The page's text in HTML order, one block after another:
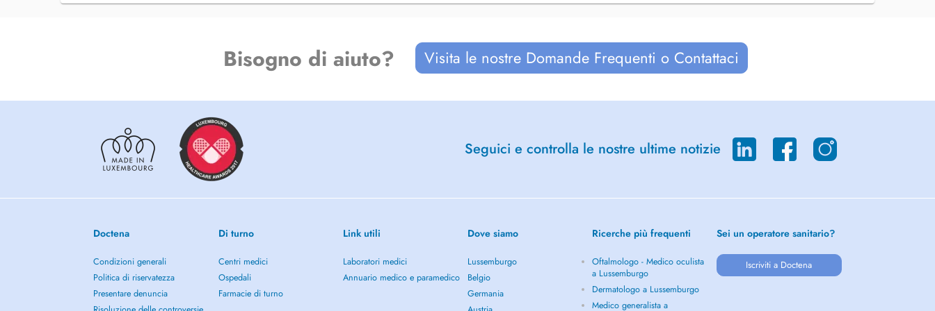
Bisogno di aiuto? Visita le nostre Domande Frequenti o Contattaci
Seguici e controlla le nostre ultime notizie
Doctena
Condizioni generali
Politica di riservatezza
Presentare denuncia
Di turno
Centri medici
Ospedali
Farmacie di turno
Link utili
Laboratori medici
Annuario medico e paramedico
Dove siamo
Lussemburgo
Belgio
Germania
Ricerche più frequenti
Oftalmologo - Medico oculista
a Lussemburgo
Dermatologo a Lussemburgo
Medico generalista a
Sei un operatore sanitario?
Iscriviti a Doctena